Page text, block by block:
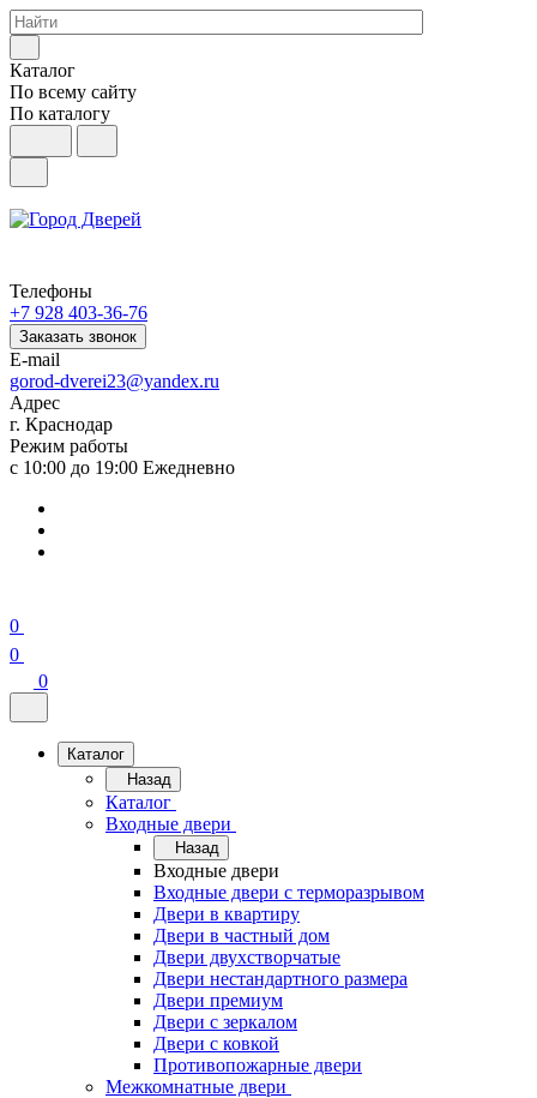
Каталог
По всему сайту
По каталогу
Телефоны
+7 928 403-36-76
Заказать звонок
E-mail
gorod-dverei23@yandex.ru
Адрес
г. Краснодар
Режим работы
с 10:00 до 19:00 Ежедневно
0
0
0
Каталог
Назад
Каталог
Входные двери
Назад
Входные двери
Входные двери с терморазрывом
Двери в квартиру
Двери в частный дом
Двери двухстворчатые
Двери нестандартного размера
Двери премиум
Двери с зеркалом
Двери с ковкой
Противопожарные двери
Межкомнатные двери